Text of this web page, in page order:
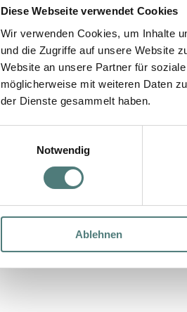
Diese Webseite verwendet Cookies
Wir verwenden Cookies, um Inhalte
und die Zugriffe auf unsere Website
Website an unsere Partner für
möglicherweise mit weiteren Daten
der Dienste gesammelt haben.
Notwendig
Ablehnen